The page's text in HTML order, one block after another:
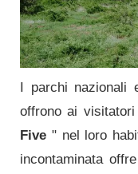
I parchi nazionali
offrono ai
Five " nel loro
incontaminata